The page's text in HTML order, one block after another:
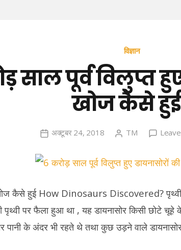
विज्ञान
साल पूर्व विलुप्त
खोज कैसे
अक्टूबर 24, 2018 TM
खोज कैसे हुई How Dinosaurs Discovered?
पृथ्वी पर फैला हुआ था , यह डायनासोर किसी
पानी के अंदर भी रहते थे तथा कुछ उड़ने वाले